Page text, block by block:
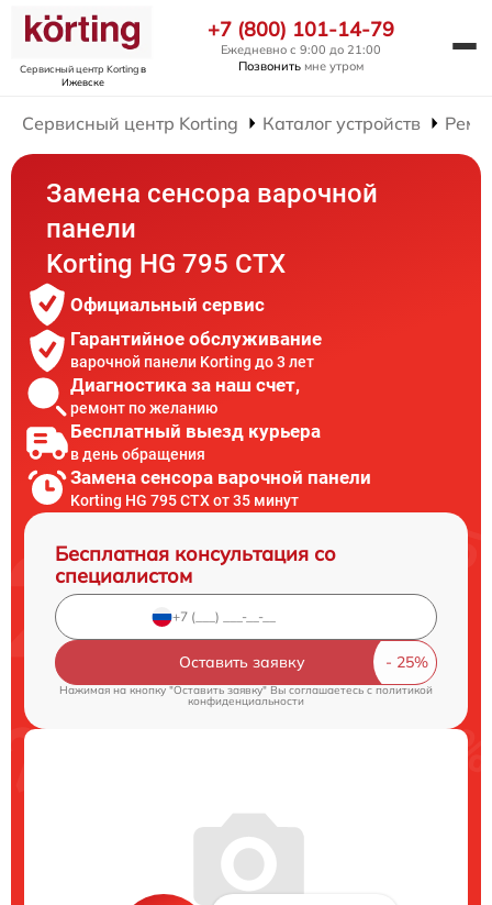
Сервисный центр Kortingв
Ижевске
+7 (800) 101-14-79
Ежедневно с 9:00 до 21:00
Позвонить мне утром
Сервисный центр Korting Каталог устройств
Замена сенсора варочной
панели
Korting HG 795 CTX
Официальный сервис
Гарантийное обслуживание
варочной панели Korting до 3 лет
Диагностика за наш счет,
ремонт по желанию
Бесплатный выезд курьера
в день обращения
Замена сенсора варочной панели
Korting HG 795 CTX от 35 минут
Бесплатная консультация со
специалистом
Оставить заявку
Нажимая на кнопку "Оставить заявку" Вы соглашаетесь cполитикой
конфиденциальности